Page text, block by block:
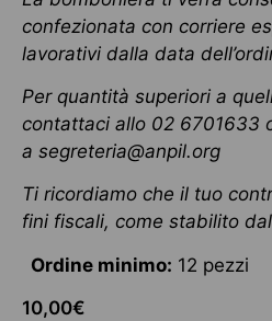
confezionata con corriere
lavorativi dalla data
Per quantità superiori a
contattaci allo 02 6701633
a segreteria@anpil.org
Ti ricordiamo che il tuo
fini fiscali, come stabilito
Ordine minimo: 12 pezzi
10,00€